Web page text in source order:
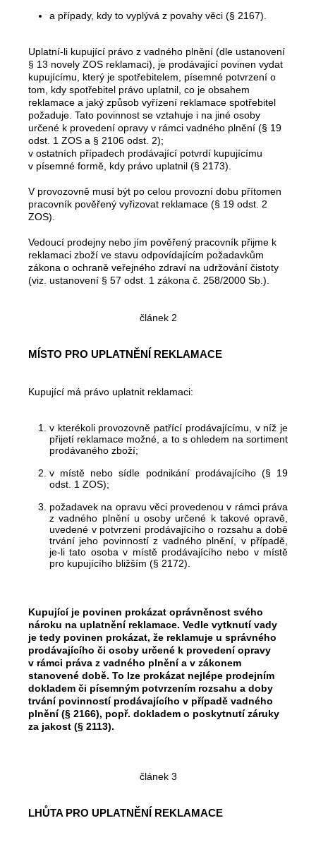
a případy, kdy to vyplývá z povahy věci (§ 2167).
Uplatní-li kupující právo z vadného plnění (dle ustanovení
§ 13 novely ZOS reklamaci), je prodávající povinen vydat
kupujícímu, který je spotřebitelem, písemné potvrzení o
tom, kdy spotřebitel právo uplatnil, co je obsahem
reklamace a jaký způsob vyřízení reklamace spotřebitel
požaduje. Tato povinnost se vztahuje i na jiné osoby
určené k provedení opravy v rámci vadného plnění (§ 19
odst. 1 ZOS a § 2106 odst. 2);
v ostatních případech prodávající potvrdí kupujícímu
v písemné formě, kdy právo uplatnil (§ 2173).
V provozovně musí být po celou provozní dobu přítomen
pracovník pověřený vyřizovat reklamace (§ 19 odst. 2
ZOS).
Vedoucí prodejny nebo jím pověřený pracovník přijme k
reklamaci zboží ve stavu odpovídajícím požadavkům
zákona o ochraně veřejného zdraví na udržování čistoty
(viz. ustanovení § 57 odst. 1 zákona č. 258/2000 Sb.).
článek 2
MÍSTO PRO UPLATNĚNÍ REKLAMACE
Kupující má právo uplatnit reklamaci:
v kterékoli provozovně patřící prodávajícímu, v níž je
přijetí reklamace možné, a to s ohledem na sortiment
prodávaného zboží;
v místě nebo sídle podnikání prodávajícího (§ 19
odst. 1 ZOS);
požadavek na opravu věci provedenou v rámci práva
z vadného plnění u osoby určené k takové opravě,
uvedené v potvrzení prodávajícího o rozsahu a době
trvání jeho povinností z vadného plnění, v případě,
je-li tato osoba v místě prodávajícího nebo v místě
pro kupujícího bližším (§ 2172).
Kupující je povinen prokázat oprávněnost svého
nároku na uplatnění reklamace. Vedle vytknutí vady
je tedy povinen prokázat, že reklamuje u správného
prodávajícího či osoby určené k provedení opravy
v rámci práva z vadného plnění a v zákonem
stanovené době. To lze prokázat nejlépe prodejním
dokladem či písemným potvrzením rozsahu a doby
trvání povinností prodávajícího v případě vadného
plnění (§ 2166), popř. dokladem o poskytnutí záruky
za jakost (§ 2113).
článek 3
LHŮTA PRO UPLATNĚNÍ REKLAMACE